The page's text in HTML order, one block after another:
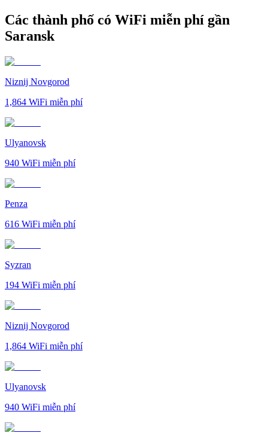
Các thành phố có WiFi miễn phí gần
Saransk
Niznij Novgorod
1,864 WiFi miễn phí
Ulyanovsk
940 WiFi miễn phí
Penza
616 WiFi miễn phí
Syzran
194 WiFi miễn phí
Niznij Novgorod
1,864 WiFi miễn phí
Ulyanovsk
940 WiFi miễn phí